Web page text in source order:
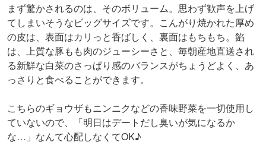
まず驚かされるのは、そのボリューム。思わず歓声を上げ
てしまいそうなビッグサイズです。こんがり焼かれた厚め
の皮は、表面はカリっと香ばしく、裏面はもちもち。餡
は、上質な豚もも肉のジューシーさと、毎朝産地直送され
る新鮮な白菜のさっぱり感のバランスがちょうどよく、あ
っさりと食べることができます。
こちらのギョウザもニンニクなどの香味野菜を一切使用し
ていないので、「明日はデートだし臭いが気になるか
な…」なんて心配しなくてOK♪